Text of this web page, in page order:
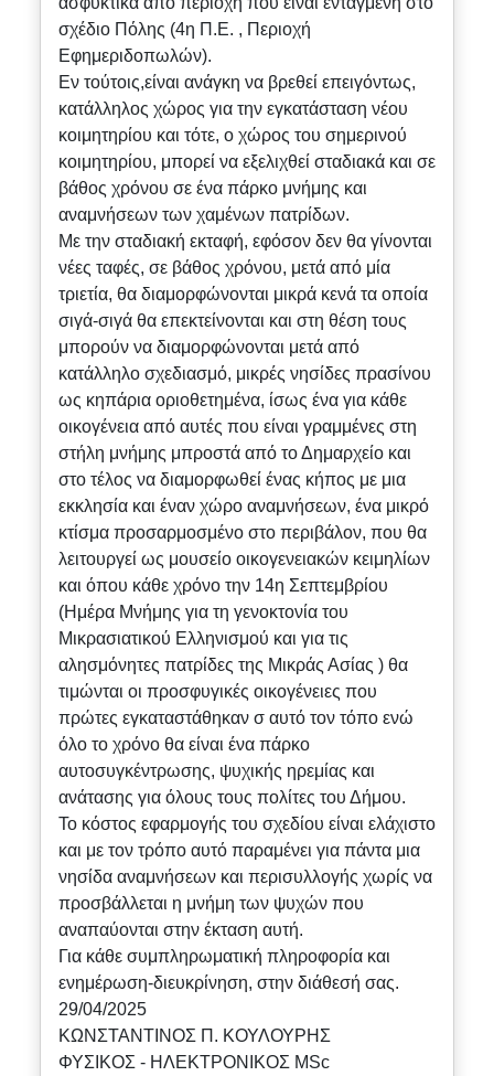
σχέδιο Πόλης (4η Π.Ε. , Περιοχή
Εφημεριδοπωλών).
Εν τούτοις,είναι ανάγκη να βρεθεί επειγόντως,
κατάλληλος χώρος για την εγκατάσταση νέου
κοιμητηρίου και τότε, ο χώρος του σημερινού
κοιμητηρίου, μπορεί να εξελιχθεί σταδιακά και σε
βάθος χρόνου σε ένα πάρκο μνήμης και
αναμνήσεων των χαμένων πατρίδων.
Με την σταδιακή εκταφή, εφόσον δεν θα γίνονται
νέες ταφές, σε βάθος χρόνου, μετά από μία
τριετία, θα διαμορφώνονται μικρά κενά τα οποία
σιγά-σιγά θα επεκτείνονται και στη θέση τους
μπορούν να διαμορφώνονται μετά από
κατάλληλο σχεδιασμό, μικρές νησίδες πρασίνου
ως κηπάρια οριοθετημένα, ίσως ένα για κάθε
οικογένεια από αυτές που είναι γραμμένες στη
στήλη μνήμης μπροστά από το Δημαρχείο και
στο τέλος να διαμορφωθεί ένας κήπος με μια
εκκλησία και έναν χώρο αναμνήσεων, ένα μικρό
κτίσμα προσαρμοσμένο στο περιβάλον, που θα
λειτουργεί ως μουσείο οικογενειακών κειμηλίων
και όπου κάθε χρόνο την 14η Σεπτεμβρίου
(Ημέρα Μνήμης για τη γενοκτονία του
Μικρασιατικού Ελληνισμού και για τις
αλησμόνητες πατρίδες της Μικράς Ασίας ) θα
τιμώνται οι προσφυγικές οικογένειες που
πρώτες εγκαταστάθηκαν σ αυτό τον τόπο ενώ
όλο το χρόνο θα είναι ένα πάρκο
αυτοσυγκέντρωσης, ψυχικής ηρεμίας και
ανάτασης για όλους τους πολίτες του Δήμου.
Το κόστος εφαρμογής του σχεδίου είναι ελάχιστο
και με τον τρόπο αυτό παραμένει για πάντα μια
νησίδα αναμνήσεων και περισυλλογής χωρίς να
προσβάλλεται η μνήμη των ψυχών που
αναπαύονται στην έκταση αυτή.
Για κάθε συμπληρωματική πληροφορία και
ενημέρωση-διευκρίνηση, στην διάθεσή σας.
29/04/2025
ΚΩΝΣΤΑΝΤΙΝΟΣ Π. ΚΟΥΛΟΥΡΗΣ
ΦΥΣΙΚΟΣ - ΗΛΕΚΤΡΟΝΙΚΟΣ MSc